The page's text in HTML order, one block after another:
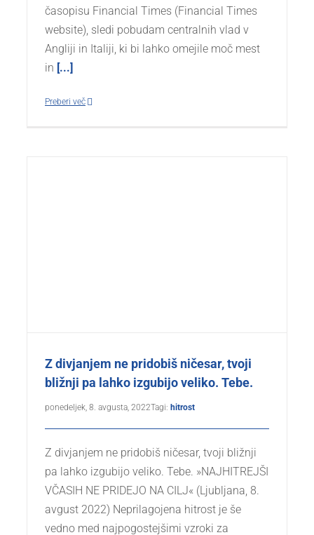
časopisu Financial Times (Financial Times
website), sledi pobudam centralnih vlad v
Angliji in Italiji, ki bi lahko omejile moč mest
in [...]
Preberi več
Z divjanjem ne pridobiš ničesar, tvoji
bližnji pa lahko izgubijo veliko. Tebe.
ponedeljek, 8. avgusta, 2022Tagi: hitrost
Z divjanjem ne pridobiš ničesar, tvoji bližnji
pa lahko izgubijo veliko. Tebe. »NAJHITREJŠI
VČASIH NE PRIDEJO NA CILJ« (Ljubljana, 8.
avgust 2022) Neprilagojena hitrost je še
vedno med najpogostejšimi vzroki za